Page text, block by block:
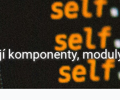
komponenty,